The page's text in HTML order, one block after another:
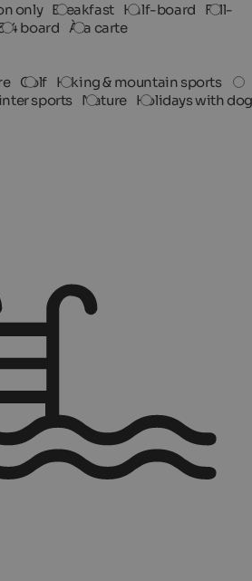
only Breakfast Half-board
Full-
4 board À la carte
Golf Hiking & mountain sports
sports Nature Holidays with